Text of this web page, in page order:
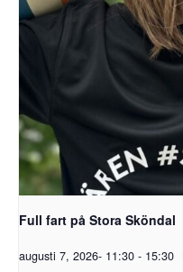
Full fart på Stora Sköndal
augusti 7, 2026- 11:30 - 15:30